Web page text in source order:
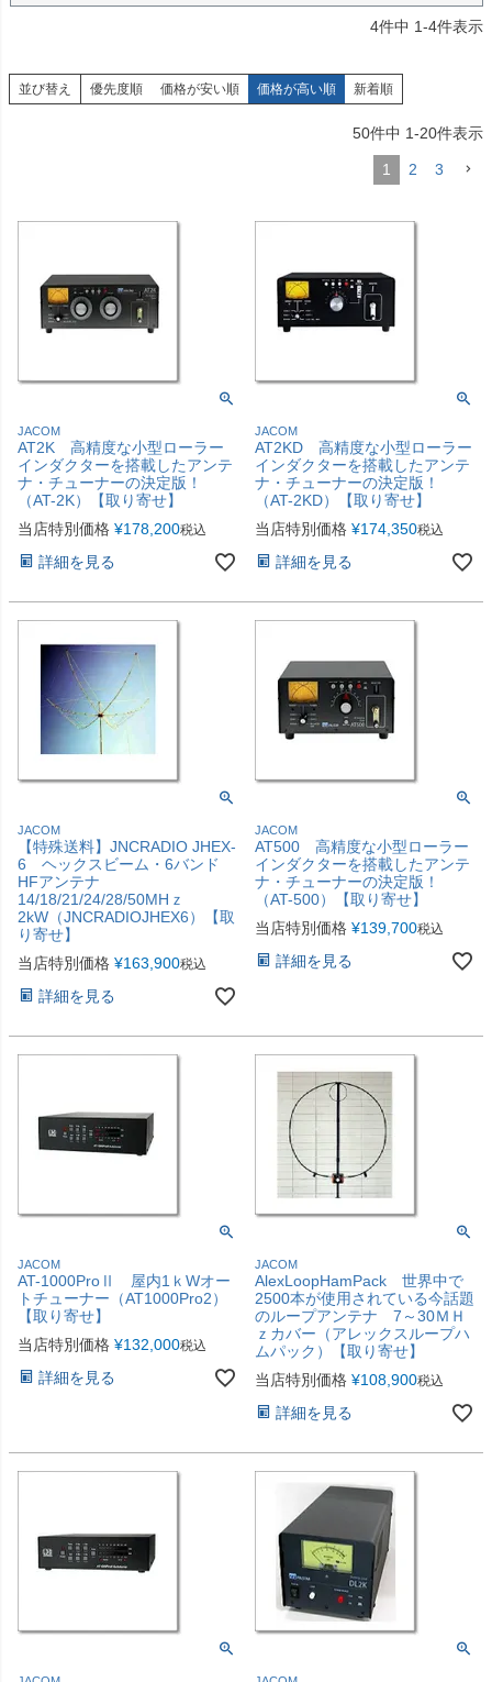
4件中 1-4件表示
並び替え 優先度順 価格が安い順 価格が高い順 新着順
50件中 1-20件表示
1 2 3
JACOM
AT2K 高精度な小型ローラー
インダクターを搭載したアンテ
ナ・チューナーの決定版！
（AT-2K）【取り寄せ】
当店特別価格 ¥178,200税込
詳細を見る
JACOM
AT2KD 高精度な小型ローラー
インダクターを搭載したアンテ
ナ・チューナーの決定版！
（AT-2KD）【取り寄せ】
当店特別価格 ¥174,350税込
詳細を見る
JACOM
【特殊送料】JNCRADIO JHEX-
6 ヘックスビーム・6バンド
HFアンテナ
14/18/21/24/28/50MHｚ
2kW（JNCRADIOJHEX6）【取
り寄せ】
当店特別価格 ¥163,900税込
詳細を見る
JACOM
AT500 高精度な小型ローラー
インダクターを搭載したアンテ
ナ・チューナーの決定版！
（AT-500）【取り寄せ】
当店特別価格 ¥139,700税込
詳細を見る
JACOM
AT-1000ProⅡ 屋内1ｋWオー
トチューナー（AT1000Pro2）
【取り寄せ】
当店特別価格 ¥132,000税込
詳細を見る
JACOM
AlexLoopHamPack 世界中で
2500本が使用されている今話題
のループアンテナ 7～30ＭＨ
ｚカバー（アレックスループハ
ムパック）【取り寄せ】
当店特別価格 ¥108,900税込
詳細を見る